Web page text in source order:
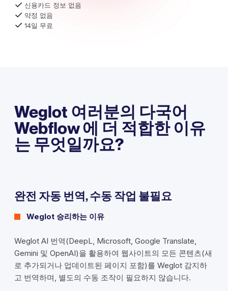
신용카드 정보 없음
약정 없음
14일 무료
Weglot 여러분의 다국어
Webflow 에 더 적합한 이유
는 무엇일까요?
완전 자동 번역, 수동 작업 불필요
Weglot 승리하는 이유
Weglot AI 번역(DeepL, Microsoft, Google Translate,
Gemini 및 OpenAI)을 활용하여 웹사이트의 모든 콘텐츠(새
로 추가되거나 업데이트된 페이지 포함)를 Weglot 감지하
고 번역하며, 별도의 수동 조작이 필요하지 않습니다.